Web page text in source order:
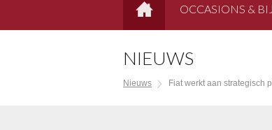
OCCASIONS &
NIEUWS
Nieuws Fiat werkt aan strategisch